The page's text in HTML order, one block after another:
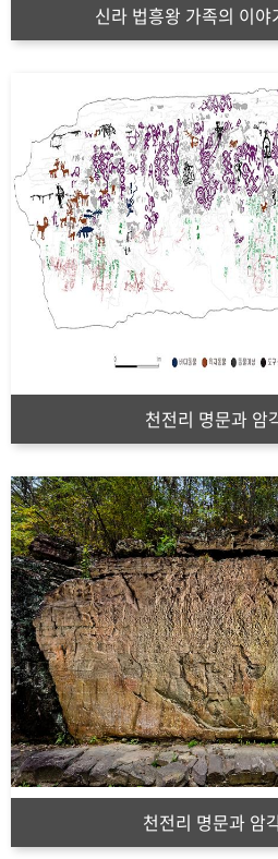
신라 법흥왕 가족의 이
천전리 명문과 암
천전리 명문과 암